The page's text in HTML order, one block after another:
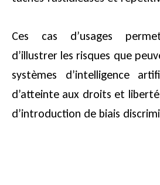
Ces cas d’usages
d’illustrer les risques que
systèmes d’intelligence
d’atteinte aux droits et
d’introduction de biais